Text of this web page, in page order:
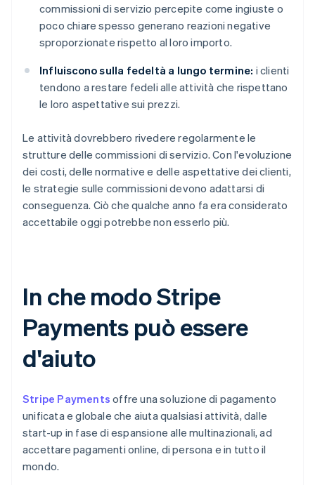
commissioni di servizio percepite come ingiuste o
poco chiare spesso generano reazioni negative
sproporzionate rispetto al loro importo.
Influiscono sulla fedeltà a lungo termine: i clienti
tendono a restare fedeli alle attività che rispettano
le loro aspettative sui prezzi.
Le attività dovrebbero rivedere regolarmente le
strutture delle commissioni di servizio. Con l'evoluzione
dei costi, delle normative e delle aspettative dei clienti,
le strategie sulle commissioni devono adattarsi di
conseguenza. Ciò che qualche anno fa era considerato
accettabile oggi potrebbe non esserlo più.
In che modo Stripe
Payments può essere
d'aiuto
Stripe Payments offre una soluzione di pagamento
unificata e globale che aiuta qualsiasi attività, dalle
start-up in fase di espansione alle multinazionali, ad
accettare pagamenti online, di persona e in tutto il
mondo.